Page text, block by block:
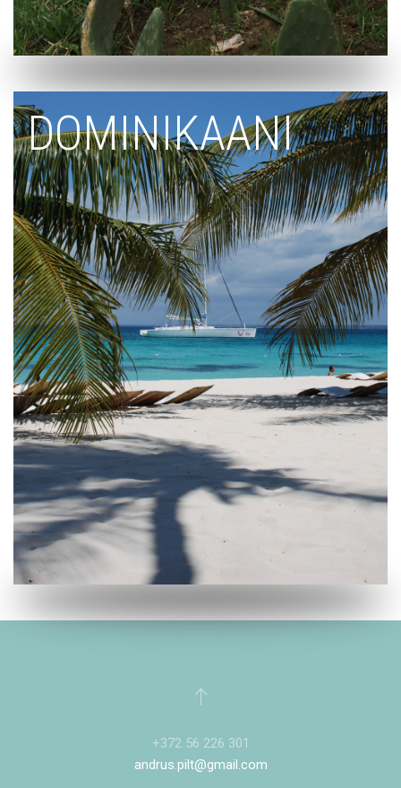
DOMINIKAANI
+372 56 226 301
andrus.pilt@gmail.com